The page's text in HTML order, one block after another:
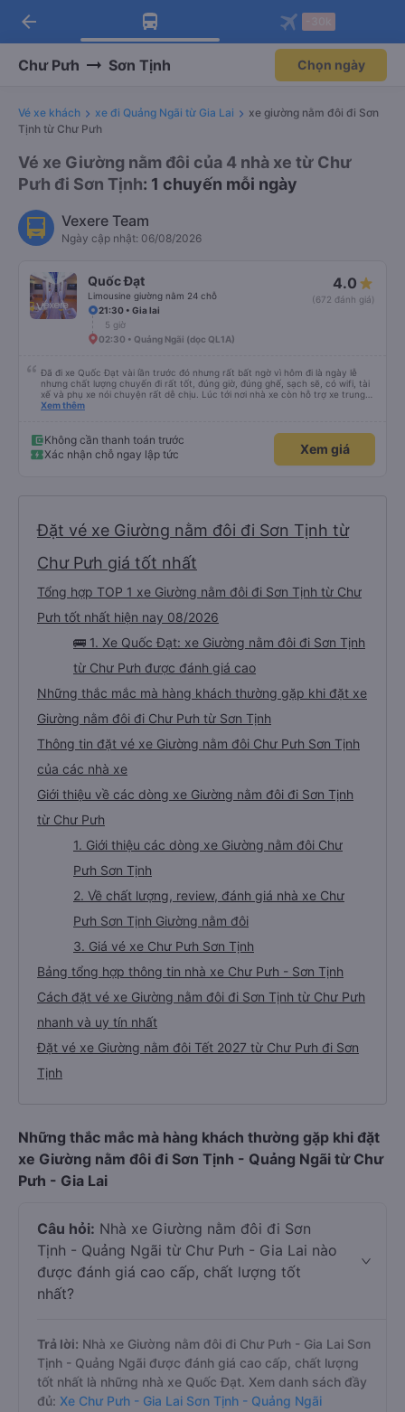
Tải app Vexere ngay!
Nhận ưu đãi thành viên độc
Mở app
Tải app Vexere
-30k/ghế khi đặt vé máy bay qua
Mở app
arrow_back
Chư Pưh Sơn Tịnh Chọn ngày
Vé xe khách xe đi Quảng Ngãi từ Gia Lai
xe giường nằm đôi đi Sơn
Tịnh từ Chư Pưh
Vé xe Giường nằm đôi của 4 nhà xe từ Chư
Pưh đi Sơn Tịnh: 1 chuyến mỗi ngày
Vexere Team
Ngày cập nhật: 06/08/2026
Quốc Đạt
Limousine giường nằm 24 chỗ
4.0
(672 đánh giá)
21:30 • Gia lai
5 giờ
02:30 • Quảng Ngãi (dọc QL1A)
Đã đi xe Quốc Đạt vài lần trước đó nhưng rất bất ngờ vì hôm đi là ngày lễ
nhưng chất lượng chuyến đi rất tốt, đúng giờ, đúng ghế, sạch sẽ, có wifi, tài
xế và phụ xe nói chuyện rất dễ chịu. Lúc tới nơi nhà xe còn hỗ trợ xe trung
chuyển tới tận nhà. 10đ cho nhà xe, hy vọng nhà xe duy trì được chất lượng
Xem thêm
Không cần thanh toán trước
Xác nhận chỗ ngay lập tức
Xem giá
Đặt vé xe Giường nằm đôi đi Sơn Tịnh từ
Chư Pưh giá tốt nhất
Tổng hợp TOP 1 xe Giường nằm đôi đi Sơn Tịnh từ Chư
Pưh tốt nhất hiện nay 08/2026
🚌 1. Xe Quốc Đạt: xe Giường nằm đôi đi Sơn Tịnh
từ Chư Pưh được đánh giá cao
Những thắc mắc mà hàng khách thường gặp khi đặt xe
Giường nằm đôi đi Chư Pưh từ Sơn Tịnh
Thông tin đặt vé xe Giường nằm đôi Chư Pưh Sơn Tịnh
của các nhà xe
Giới thiệu về các dòng xe Giường nằm đôi đi Sơn Tịnh
từ Chư Pưh
1. Giới thiệu các dòng xe Giường nằm đôi Chư
Pưh Sơn Tịnh
2. Về chất lượng, review, đánh giá nhà xe Chư
Pưh Sơn Tịnh Giường nằm đôi
3. Giá vé xe Chư Pưh Sơn Tịnh
Bảng tổng hợp thông tin nhà xe Chư Pưh - Sơn Tịnh
Cách đặt vé xe Giường nằm đôi đi Sơn Tịnh từ Chư Pưh
nhanh và uy tín nhất
Đặt vé xe Giường nằm đôi Tết 2027 từ Chư Pưh đi Sơn
Tịnh
Những thắc mắc mà hàng khách thường gặp khi đặt
xe Giường nằm đôi đi Sơn Tịnh - Quảng Ngãi từ Chư
Pưh - Gia Lai
Câu hỏi: Nhà xe Giường nằm đôi đi Sơn
Tịnh - Quảng Ngãi từ Chư Pưh - Gia Lai nào
được đánh giá cao cấp, chất lượng tốt
nhất?
Trả lời: Nhà xe Giường nằm đôi đi Chư Pưh - Gia Lai Sơn
Tịnh - Quảng Ngãi được đánh giá cao cấp, chất lượng
tốt nhất là những nhà xe Quốc Đạt. Xem danh sách đầy
đủ: Xe Chư Pưh - Gia Lai Sơn Tịnh - Quảng Ngãi